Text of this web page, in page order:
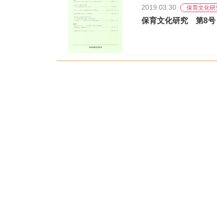
2019.03.30 保育文化研
保育文化研究 第8号